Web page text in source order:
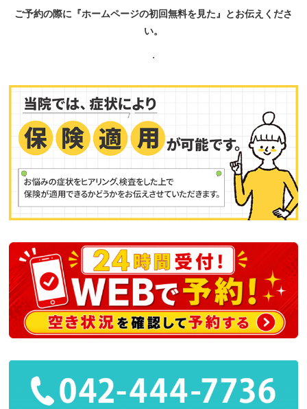
ご予約の際に『ホームページの初回無料を見た』とお伝えくださ
い。
.